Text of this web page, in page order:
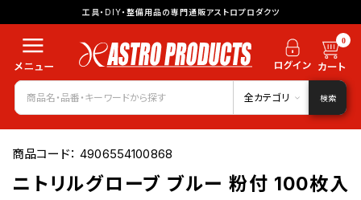
工具・DIY・整備用品の専門通販アストロプロダクツ
0
全カテゴリ 検索
商品コード：4906554100868
ニトリルグローブ ブルー 粉付 100枚入